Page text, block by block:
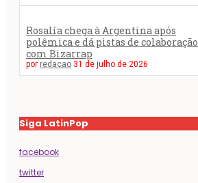
Rosalía chega à Argentina após
polêmica e dá pistas de colaboração
com Bizarrap
por redacao 31 de julho de 2026
Siga LatinPop
facebook
twitter